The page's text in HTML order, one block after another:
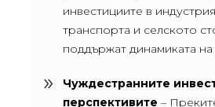
инвестициите в
транспорта и селското
поддържат динамиката на
Чуждестранните
перспективите –